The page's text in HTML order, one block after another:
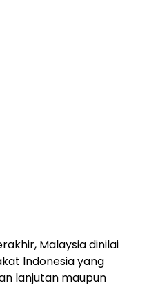
Malaysia dinilai
Indonesia yang
lanjutan maupun